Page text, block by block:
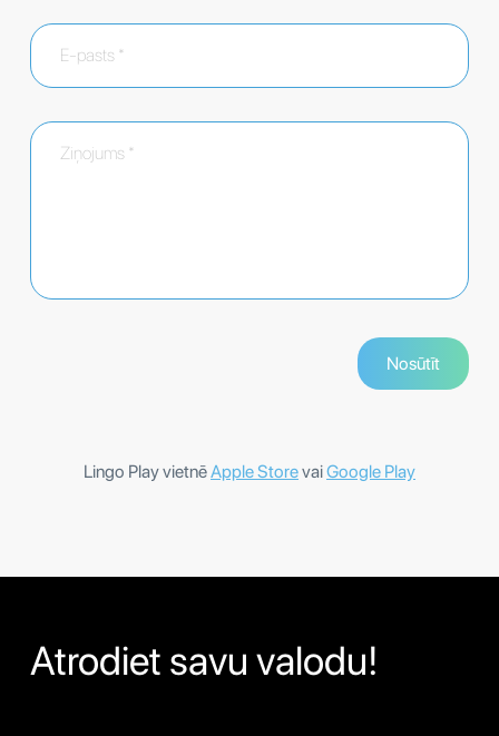
Lingo Play vietnēApple StorevaiGoogle Play
Atrodiet savu valodu!